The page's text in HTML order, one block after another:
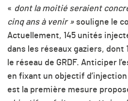
« dont la moitié seraient
cinq ans à venir » souligne le
Actuellement, 145 unités
dans les réseaux gaziers, dont
le réseau de GRDF. Anticiper
en fixant un objectif d’injection
est la première mesure